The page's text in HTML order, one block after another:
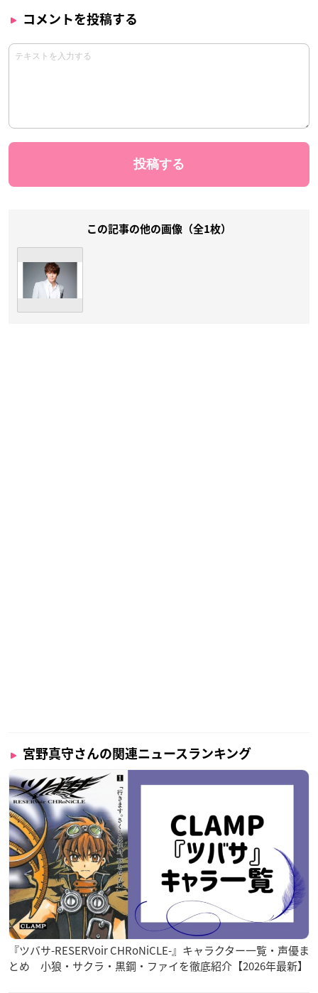
コメントを投稿する
この記事の他の画像（全1枚）
宮野真守さんの関連ニュースランキング
『ツバサ-RESERVoir CHRoNiCLE-』キャラクター一覧・声優ま
とめ 小狼・サクラ・黒鋼・ファイを徹底紹介【2026年最新】